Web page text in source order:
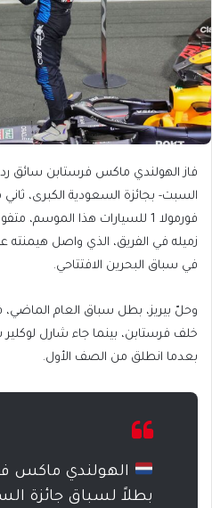
السبت- بجائزة السعودية الكبرى،
فورمولا 1 للسيارات هذا
زميله في الفريق، الذي واصل هيمنته
في سباق البحرين الافتتاحي.
خلف فرستابن، بينما جاء شارل لوكلير
بعدما انطلق من الصف الأول.
الهولندي ماكس
بطلاً لسباق جائزة